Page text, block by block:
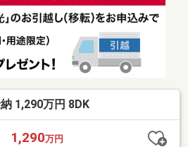
1,290万円 8DK
1,290万円